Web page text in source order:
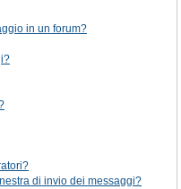
in un forum?
di invio dei messaggi?